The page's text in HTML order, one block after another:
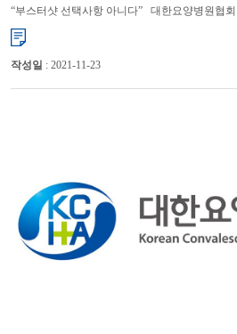
“부스터샷 선택사항 아니다” 대한요양병원협
요양병원 입원환자들을 보호할 수 있는 유일한 ...
작성일 : 2021-11-23